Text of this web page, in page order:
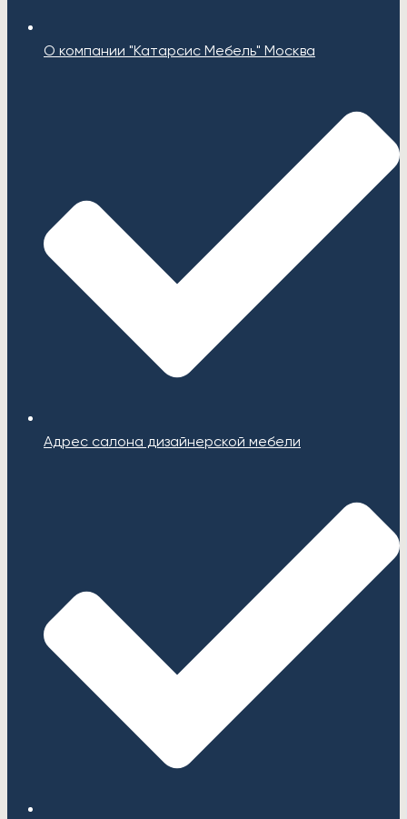
О компании "Катарсис Мебель" Москва
Адрес салона дизайнерской мебели